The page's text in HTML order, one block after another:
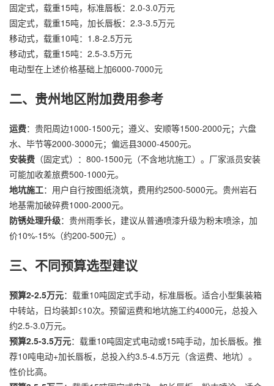
固定式，载重15吨，标准唇板：2.0-3.0万元
固定式，载重15吨，加长唇板：2.3-3.5万元
移动式，载重10吨：1.8-2.5万元
移动式，载重15吨：2.5-3.5万元
电动型在上述价格基础上加6000-7000元
二、贵州地区附加费用参考
运费：贵阳周边1000-1500元；遵义、安顺等1500-2000元；六盘
水、毕节等2000-3000元；偏远县3000-4500元。
安装费 （固定式）：800-1500元（不含地坑施工）。厂家派员安装
可能加收差旅费500-1000元。
地坑施工：用户自行按图纸浇筑，费用约2500-5000元。贵州岩石
地基需加破碎费1000-2000元。
防锈处理升级：贵州雨季长，建议从普通喷漆升级为粉末喷涂，加
价10%-15%（约200-500元）。
三、不同预算选型建议
预算2-2.5万元：载重10吨固定式手动，标准唇板。适合小型集装箱
中转站，日均装卸≤10次。预留运费和地坑施工约4000元，总投入
约2.5-3.0万元。
预算2.5-3.5万元：载重10吨固定式电动或15吨手动，加长唇板。推
荐10吨电动+加长唇板，总投入约3.5-4.5万元（含运费、地坑）。
性价比高。